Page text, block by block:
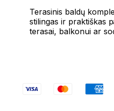
Terasinis baldų
stilingas ir praktiškas
terasai, balkonui ar